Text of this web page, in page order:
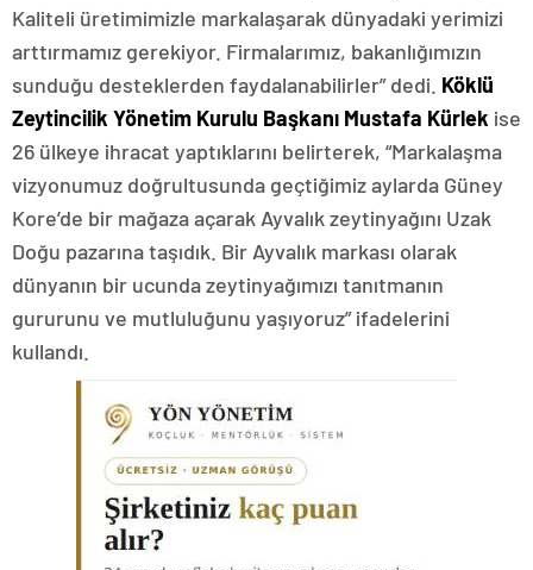
Kaliteli üretimimizle markalaşarak dünyadaki yerimizi
arttırmamız gerekiyor. Firmalarımız, bakanlığımızın
sunduğu desteklerden faydalanabilirler” dedi. Köklü
Zeytincilik Yönetim Kurulu Başkanı Mustafa Kürlek ise
26 ülkeye ihracat yaptıklarını belirterek, “Markalaşma
vizyonumuz doğrultusunda geçtiğimiz aylarda Güney
Kore’de bir mağaza açarak Ayvalık zeytinyağını Uzak
Doğu pazarına taşıdık. Bir Ayvalık markası olarak
dünyanın bir ucunda zeytinyağımızı tanıtmanın
gururunu ve mutluluğunu yaşıyoruz” ifadelerini
kullandı.